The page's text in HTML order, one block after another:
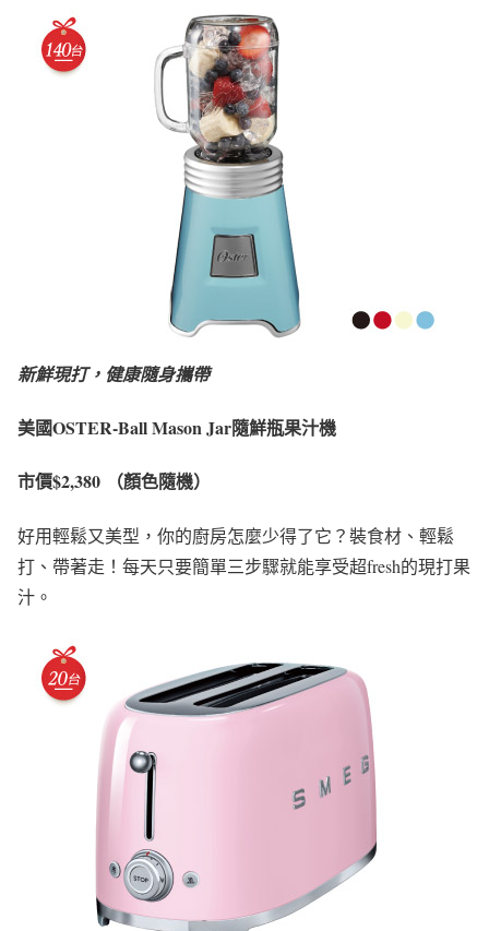
新鮮現打，健康隨身攜帶
美國OSTER-Ball Mason Jar隨鮮瓶果汁機
市價$2,380 （顏色隨機）
好用輕鬆又美型，你的廚房怎麼少得了它？裝食材、輕鬆
打、帶著走！每天只要簡單三步驟就能享受超fresh的現打果
汁。